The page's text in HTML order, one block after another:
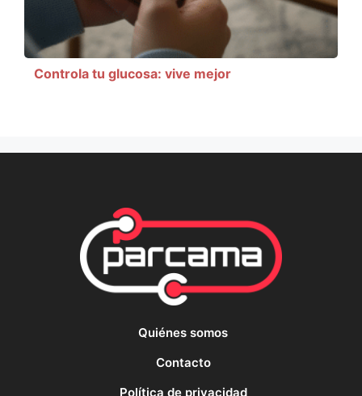
Controla tu glucosa: vive mejor
Quiénes somos
Contacto
Política de privacidad